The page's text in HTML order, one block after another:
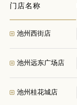
门店名称
池州西街店
池州远东广场店
池州桂花城店